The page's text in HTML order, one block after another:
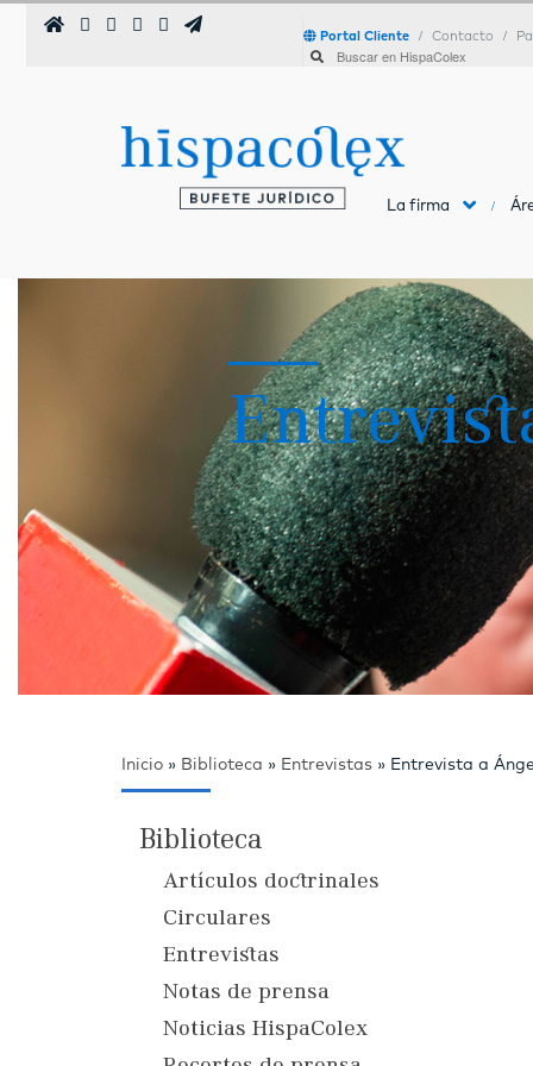
Portal Cliente Contacto
La firma
Inicio » Biblioteca » Entrevistas » Entrevista a
Biblioteca
Artículos doctrinales
Circulares
Entrevistas
Notas de prensa
Noticias HispaColex